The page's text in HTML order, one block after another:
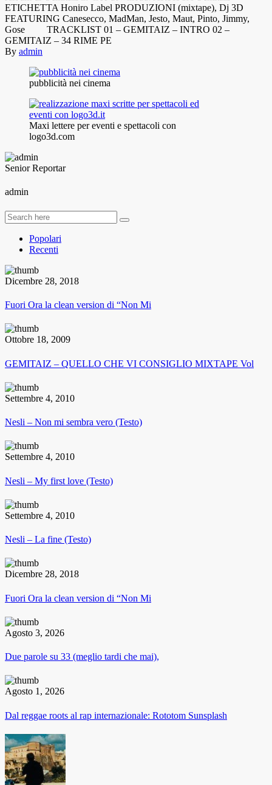
ETICHETTA Honiro Label PRODUZIONI (mixtape), Dj 3D
FEATURING Canesecco, MadMan, Jesto, Maut, Pinto, Jimmy,
Gose TRACKLIST 01 – GEMITAIZ – INTRO 02 –
GEMITAIZ – 34 RIME PE
By admin
pubblicità nei cinema
Maxi lettere per eventi e spettacoli con
logo3d.com
Senior Reportar
admin
Popolari
Recenti
Dicembre 28, 2018
Fuori Ora la clean version di “Non Mi
Ottobre 18, 2009
GEMITAIZ – QUELLO CHE VI CONSIGLIO MIXTAPE Vol
Settembre 4, 2010
Nesli – Non mi sembra vero (Testo)
Settembre 4, 2010
Nesli – My first love (Testo)
Settembre 4, 2010
Nesli – La fine (Testo)
Dicembre 28, 2018
Fuori Ora la clean version di “Non Mi
Agosto 3, 2026
Due parole su 33 (meglio tardi che mai),
Agosto 1, 2026
Dal reggae roots al rap internazionale: Rototom Sunsplash